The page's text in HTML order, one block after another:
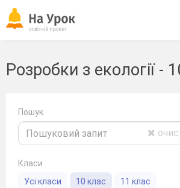
Розробки з екології -
Пошук
Класи
Усі класи
10 клас 11 клас